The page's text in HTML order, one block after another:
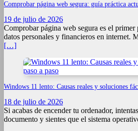
Comprobar página web segura: guía práctica
19 de julio de 2026
Comprobar página web segura es el primer
datos personales y financieros en internet.
[…]
Windows 11 lento: Causas reales y soluciones
18 de julio de 2026
Si acabas de encender tu ordenador,
documento y sientes que el sistema